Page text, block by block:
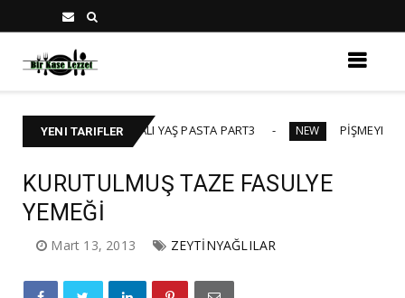
YENI TARIFLER
TEMALI YAŞ PASTA PART3 NEW PİŞMEYEN PASTA
KURUTULMUŞ TAZE FASULYE
YEMEĞİ
Mart 13, 2013 ZEYTİNYAĞLILAR